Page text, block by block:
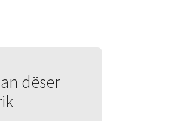
dëser